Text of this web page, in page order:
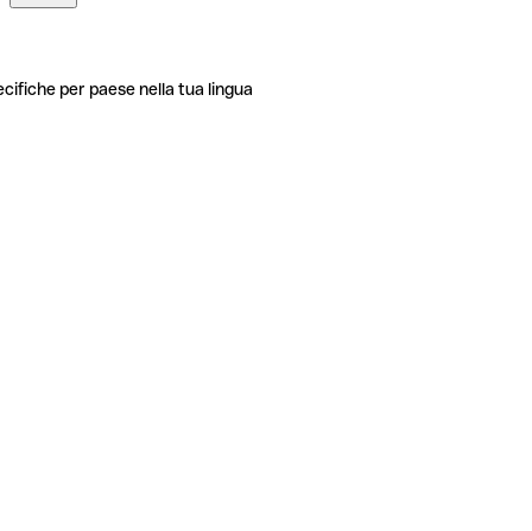
per paese nella tua lingua